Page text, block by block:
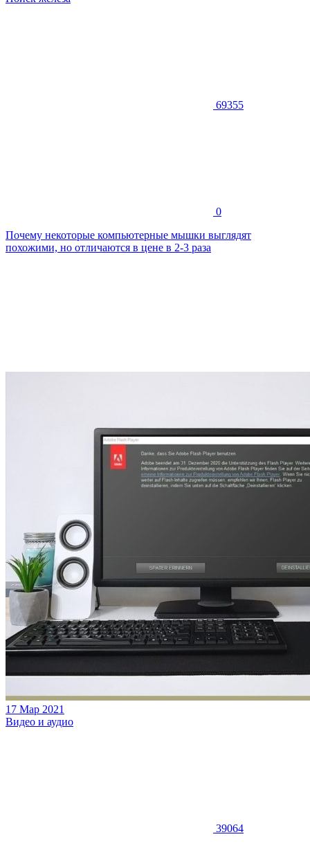
69355
0
Почему некоторые компьютерные мышки выглядят
похожими, но отличаются в цене в 2-3 раза
17 Мар 2021
Видео и аудио
39064